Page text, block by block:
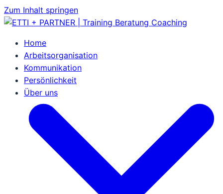
Zum Inhalt springen
Home
Arbeitsorganisation
Kommunikation
Persönlichkeit
Über uns